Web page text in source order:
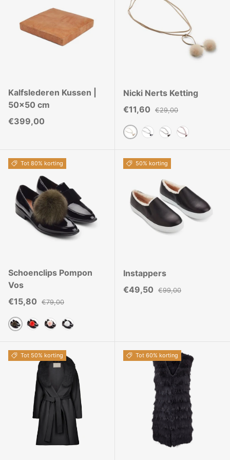
Kalfslederen Kussen |
50x50 cm
Reguliere prijs
€399,00
Nicki Nerts Ketting
Verkoopprijs
€11,60 Reguliere prijs
€29,00
BeigeBlauwBruinBurgundy
Tot 80% korting
Schoenclips Pompon
Vos
Verkoopprijs
€15,80 Reguliere prijs
€79,00
KhakiOranjeRoze Solide Wit
50% korting
Instappers
Verkoopprijs
€49,50 Reguliere prijs
€99,00
Tot 50% korting Tot 60% korting